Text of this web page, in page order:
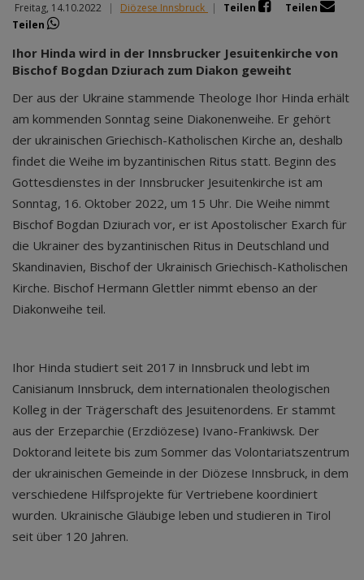
Freitag, 14.10.2022 | Diözese Innsbruck | Teilen
Teilen
Teilen
Ihor Hinda wird in der Innsbrucker Jesuitenkirche von
Bischof Bogdan Dziurach zum Diakon geweiht
Der aus der Ukraine stammende Theologe Ihor Hinda erhält
am kommenden Sonntag seine Diakonenweihe. Er gehört
der ukrainischen Griechisch-Katholischen Kirche an, deshalb
findet die Weihe im byzantinischen Ritus statt. Beginn des
Gottesdienstes in der Innsbrucker Jesuitenkirche ist am
Sonntag, 16. Oktober 2022, um 15 Uhr. Die Weihe nimmt
Bischof Bogdan Dziurach vor, er ist Apostolischer Exarch für
die Ukrainer des byzantinischen Ritus in Deutschland und
Skandinavien, Bischof der Ukrainisch Griechisch-Katholischen
Kirche. Bischof Hermann Glettler nimmt ebenso an der
Diakonweihe teil.
Ihor Hinda studiert seit 2017 in Innsbruck und lebt im
Canisianum Innsbruck, dem internationalen theologischen
Kolleg in der Trägerschaft des Jesuitenordens. Er stammt
aus der Erzeparchie (Erzdiözese) Ivano-Frankiwsk. Der
Doktorand leitete bis zum Sommer das Volontariatszentrum
der ukrainischen Gemeinde in der Diözese Innsbruck, in dem
verschiedene Hilfsprojekte für Vertriebene koordiniert
wurden. Ukrainische Gläubige leben und studieren in Tirol
seit über 120 Jahren.